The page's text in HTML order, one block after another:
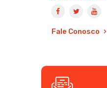
Fale Conosco